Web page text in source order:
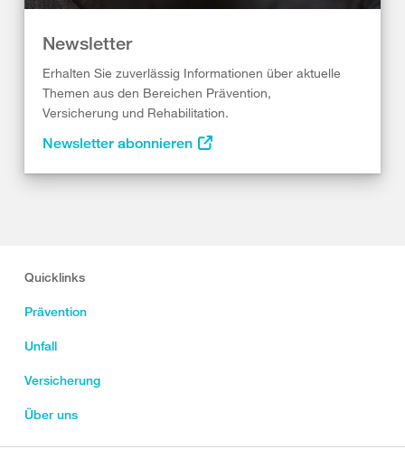
Newsletter
Erhalten Sie zuverlässig Informationen über aktuelle
Themen aus den Bereichen Prävention,
Versicherung und Rehabilitation.
Newsletter abonnieren
Quicklinks
Prävention
Unfall
Versicherung
Über uns